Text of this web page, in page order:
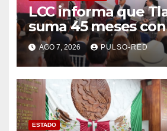
LCC informa que
suma 45 meses
tasa de delitos en
AGO 7, 2026 PULSO-RED
ESTADO